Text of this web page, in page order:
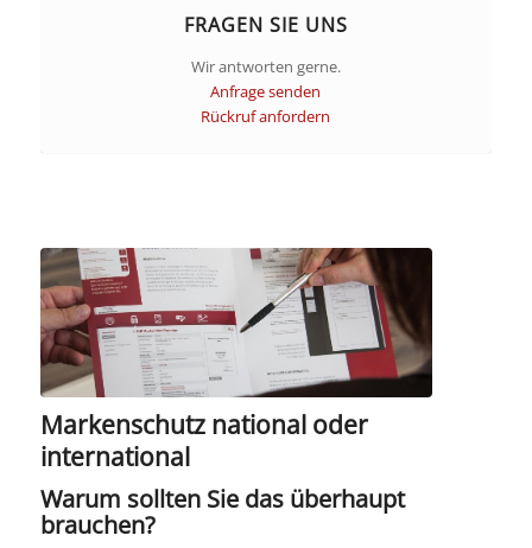
FRAGEN SIE UNS
Wir antworten gerne.
Anfrage senden
Rückruf anfordern
Markenschutz national oder
international
Warum sollten Sie das überhaupt
brauchen?